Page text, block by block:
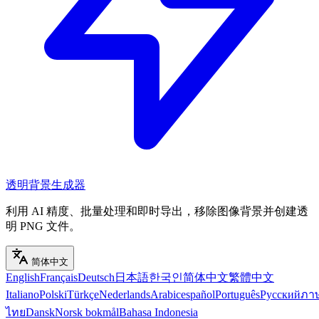
透明背景生成器
利用 AI 精度、批量处理和即时导出，移除图像背景并创建透
明 PNG 文件。
简体中文
EnglishFrançaisDeutsch 日本語한국인简体中文繁體中文
ItalianoPolskiTürkçeNederlandsArabicespañolPortuguêsРусскийภา
ไทยDanskNorsk bokmålBahasa Indonesia